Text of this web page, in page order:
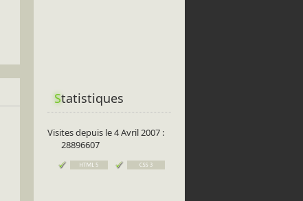
Statistiques
Visites depuis le 4 Avril 2007 :
28896607